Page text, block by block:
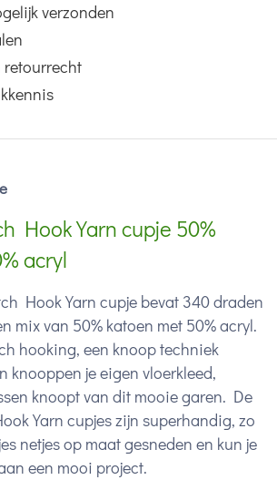
verzonden
retourrecht
Hook Yarn cupje 50%
acryl
Hook Yarn cupje bevat 340 draden
mix van 50% katoen met 50% acryl.
hooking, een knoop techniek
knooppen je eigen vloerkleed,
knoopt van dit mooie garen. De
Yarn cupjes zijn superhandig, zo
netjes op maat gesneden en kun je
een mooi project.